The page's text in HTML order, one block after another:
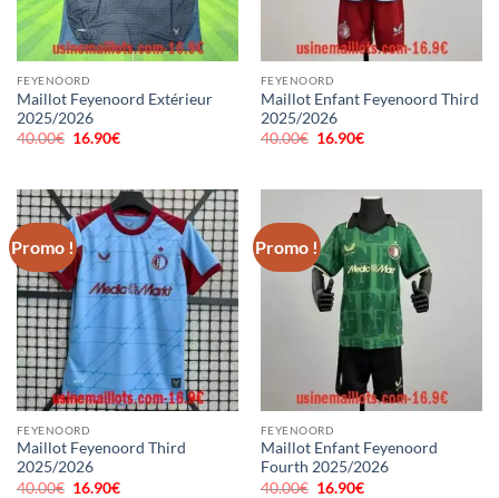
FEYENOORD
Maillot Feyenoord Extérieur
2025/2026
40.00€ Le
40.00€.
16.90€Le
16.90€.
FEYENOORD
Maillot Enfant Feyenoord Third
2025/2026
40.00€ Le
40.00€.
16.90€Le
16.90€.
Promo !
FEYENOORD
Maillot Feyenoord Third
2025/2026
40.00€ Le
16.90€Le
Promo !
FEYENOORD
Maillot Enfant Feyenoord
Fourth 2025/2026
40.00€ Le
16.90€Le